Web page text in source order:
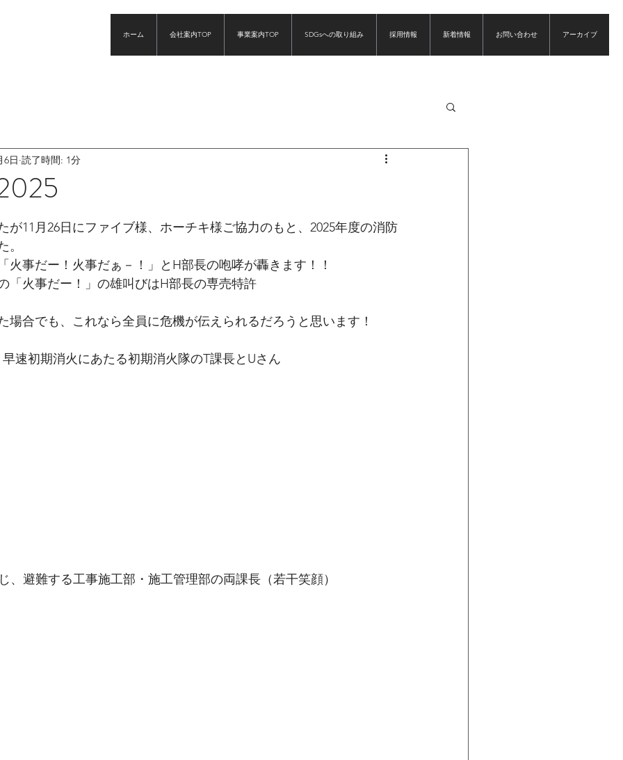
ホーム 会社案内TOP 事業案内TOP SDGsへの取り組み 採用情報 新着情報 お問い合わせ アーカイブ
6日 読了時間: 1分
が11月26日にファイブ様、ホーチキ様ご協力のもと、2025年度の消防
。
火事だー！火事だぁ－！」とH部長の咆哮が轟きます！！
「火事だー！」の雄叫びはH部長の専売特許
場合でも、これなら全員に危機が伝えられるだろうと思います！
早速初期消火にあたる初期消火隊のT課長とUさん
、避難する工事施工部・施工管理部の両課長（若干笑顔）